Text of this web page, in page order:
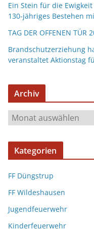
Ein Stein für die
130-jähriges Bestehen
TAG DER OFFENEN TÜR
Brandschutzerziehung
veranstaltet Aktionstag
Archiv
Kategorien
FF Düngstrup
FF Wildeshausen
Jugendfeuerwehr
Kinderfeuerwehr